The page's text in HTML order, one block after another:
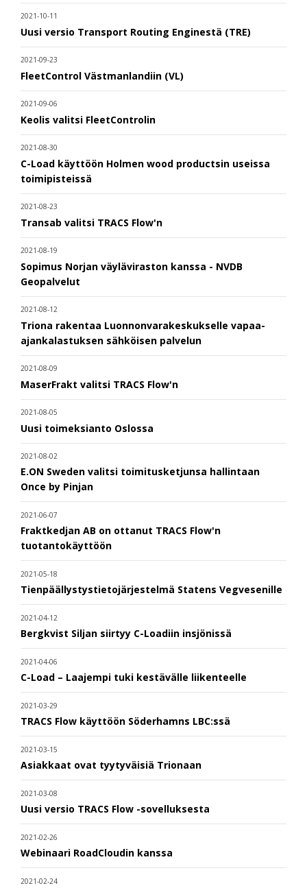
2021-10-11
Uusi versio Transport Routing Enginestä (TRE)
2021-09-23
FleetControl Västmanlandiin (VL)
2021-09-06
Keolis valitsi FleetControlin
2021-08-30
C-Load käyttöön Holmen wood productsin useissa
toimipisteissä
2021-08-23
Transab valitsi TRACS Flow'n
2021-08-19
Sopimus Norjan väyläviraston kanssa - NVDB
Geopalvelut
2021-08-12
Triona rakentaa Luonnonvarakeskukselle vapaa-
ajankalastuksen sähköisen palvelun
2021-08-09
MaserFrakt valitsi TRACS Flow'n
2021-08-05
Uusi toimeksianto Oslossa
2021-08-02
E.ON Sweden valitsi toimitusketjunsa hallintaan
Once by Pinjan
2021-06-07
Fraktkedjan AB on ottanut TRACS Flow'n
tuotantokäyttöön
2021-05-18
Tienpäällystystietojärjestelmä Statens Vegvesenille
2021-04-12
Bergkvist Siljan siirtyy C-Loadiin insjönissä
2021-04-06
C-Load – Laajempi tuki kestävälle liikenteelle
2021-03-29
TRACS Flow käyttöön Söderhamns LBC:ssä
2021-03-15
Asiakkaat ovat tyytyväisiä Trionaan
2021-03-08
Uusi versio TRACS Flow -sovelluksesta
2021-02-26
Webinaari RoadCloudin kanssa
2021-02-24